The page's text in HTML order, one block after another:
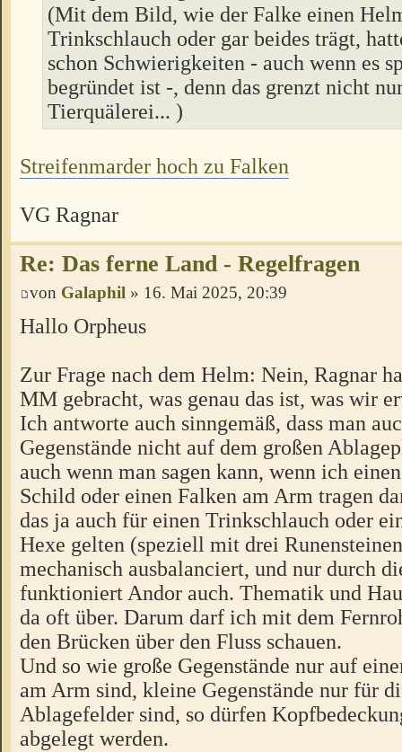
(Mit dem Bild, wie der Falke einen
Trinkschlauch oder gar beides trägt,
schon Schwierigkeiten - auch wenn es
begründet ist -, denn das grenzt nicht
Tierquälerei... )
Streifenmarder hoch zu Falken
VG Ragnar
Re: Das ferne Land - Regelfragen
von Galaphil » 16. Mai 2025, 20:39
Hallo Orpheus
Zur Frage nach dem Helm: Nein, Ragnar
MM gebracht, was genau das ist, was wir
Ich antworte auch sinngemäß, dass man
Gegenstände nicht auf dem großen
auch wenn man sagen kann, wenn ich
Schild oder einen Falken am Arm tragen
das ja auch für einen Trinkschlauch oder
Hexe gelten (speziell mit drei
mechanisch ausbalanciert, und nur durch
funktioniert Andor auch. Thematik und
da oft über. Darum darf ich mit dem
den Brücken über den Fluss schauen.
Und so wie große Gegenstände nur auf
am Arm sind, kleine Gegenstände nur für
Ablagefelder sind, so dürfen
abgelegt werden.